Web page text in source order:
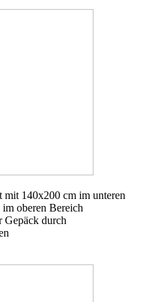
mit 140x200 cm im unteren
oberen Bereich
Gepäck durch